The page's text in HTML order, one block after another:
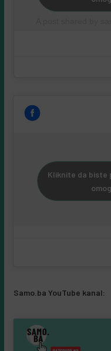
Kliknite da biste
Samo.ba YouTube kanal: